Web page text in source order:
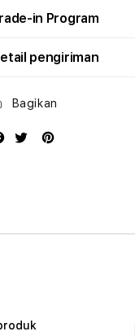
in Program
pengiriman
Bagikan